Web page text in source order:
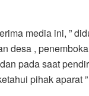
media ini, ”
desa ,
pada saat
pihak aparat